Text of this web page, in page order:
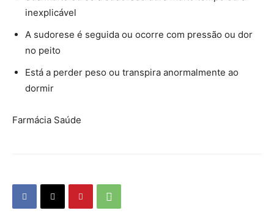
inexplicável
A sudorese é seguida ou ocorre com pressão ou dor
no peito
Está a perder peso ou transpira anormalmente ao
dormir
Farmácia Saúde